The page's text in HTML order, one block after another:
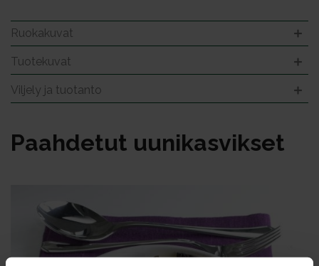
Ruokakuvat
Tuotekuvat
Viljely ja tuotanto
Paah­de­tut uu­ni­kas­vik­set